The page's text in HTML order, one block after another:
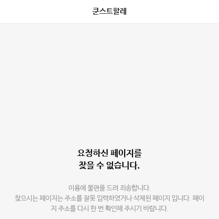
쿤스트할레
요청하신 페이지를
찾을 수 없습니다.
이용에 불편을 드려 죄송합니다.
찾으시는 페이지는 주소를 잘못 입력하였거나 삭제된 페이지 입니다. 페이
지 주소를 다시 한 번 확인해 주시기 바랍니다.